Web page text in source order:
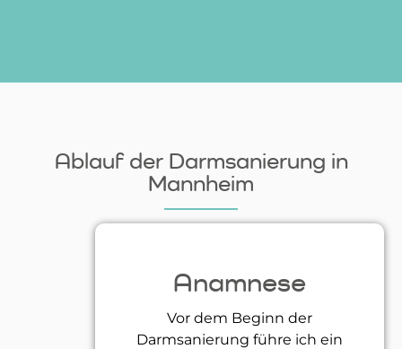
Ablauf der Darmsanierung in
Mannheim
Anamnese
Vor dem Beginn der
Darmsanierung führe ich ein